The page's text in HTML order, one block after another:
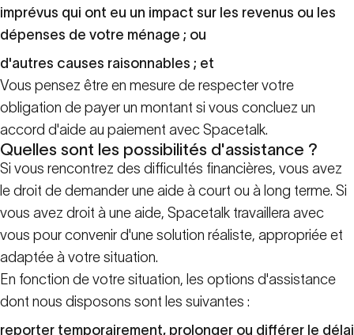
imprévus qui ont eu un impact sur les revenus ou les
dépenses de votre ménage ; ou
d'autres causes raisonnables ; et
Vous pensez être en mesure de respecter votre
obligation de payer un montant si vous concluez un
accord d'aide au paiement avec Spacetalk.
Quelles sont les possibilités d'assistance ?
Si vous rencontrez des difficultés financières, vous avez
le droit de demander une aide à court ou à long terme. Si
vous avez droit à une aide, Spacetalk travaillera avec
vous pour convenir d'une solution réaliste, appropriée et
adaptée à votre situation.
En fonction de votre situation, les options d'assistance
dont nous disposons sont les suivantes :
reporter temporairement, prolonger ou différer le délai